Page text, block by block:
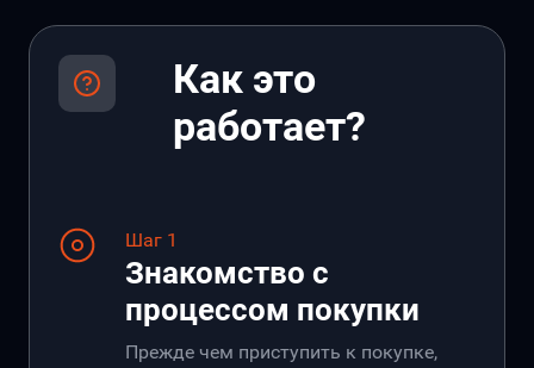
Как это
работает?
Шаг 1
Знакомство с
процессом покупки
Прежде чем приступить к покупке,